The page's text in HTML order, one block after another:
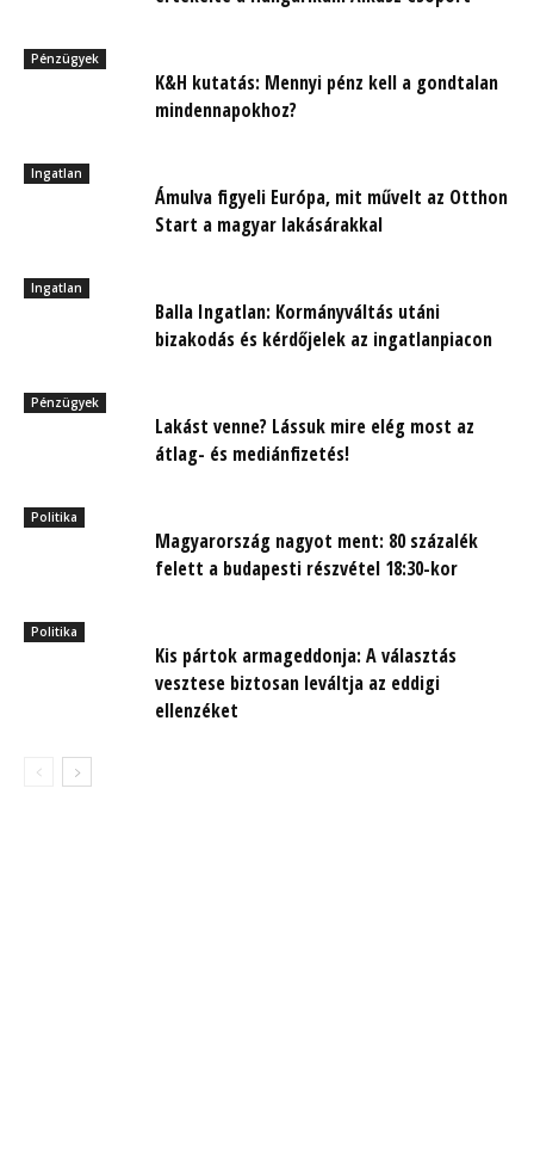
Pénzügyek
K&H kutatás: Mennyi pénz kell a gondtalan
mindennapokhoz?
Ingatlan
Ámulva figyeli Európa, mit művelt az Otthon
Start a magyar lakásárakkal
Ingatlan
Balla Ingatlan: Kormányváltás utáni
bizakodás és kérdőjelek az ingatlanpiacon
Pénzügyek
Lakást venne? Lássuk mire elég most az
átlag- és mediánfizetés!
Politika
Magyarország nagyot ment: 80 százalék
felett a budapesti részvétel 18:30-kor
Politika
Kis pártok armageddonja: A választás
vesztese biztosan leváltja az eddigi
ellenzéket